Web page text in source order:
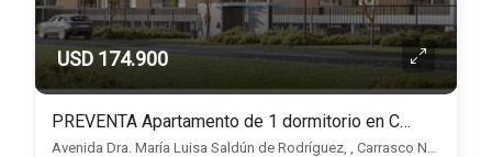
USD 174.900
PREVENTA Apartamento de 1 dormitorio en Carrasco Norte, Edificio Palo Alto DOS
Avenida Dra. María Luisa Saldún de Rodríguez, , Carrasco Norte